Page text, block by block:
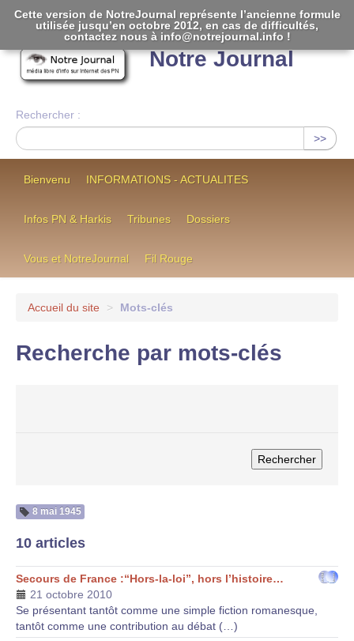
Notre Journal
Rechercher :
>>
Bienvenu INFORMATIONS - ACTUALITES
Infos PN & Harkis Tribunes Dossiers
Vous et NotreJournal Fil Rouge
Accueil du site > Mots-clés
Recherche par mots-clés
8 mai 1945
10 articles
Secours de France :“Hors-la-loi”, hors l’histoire…
21 octobre 2010
Se présentant tantôt comme une simple fiction romanesque,
tantôt comme une contribution au débat (…)
Cette version de NotreJournal représente l’ancienne formule
utilisée jusqu’en octobre 2012, en cas de difficultés,
contactez nous à info@notrejournal.info !